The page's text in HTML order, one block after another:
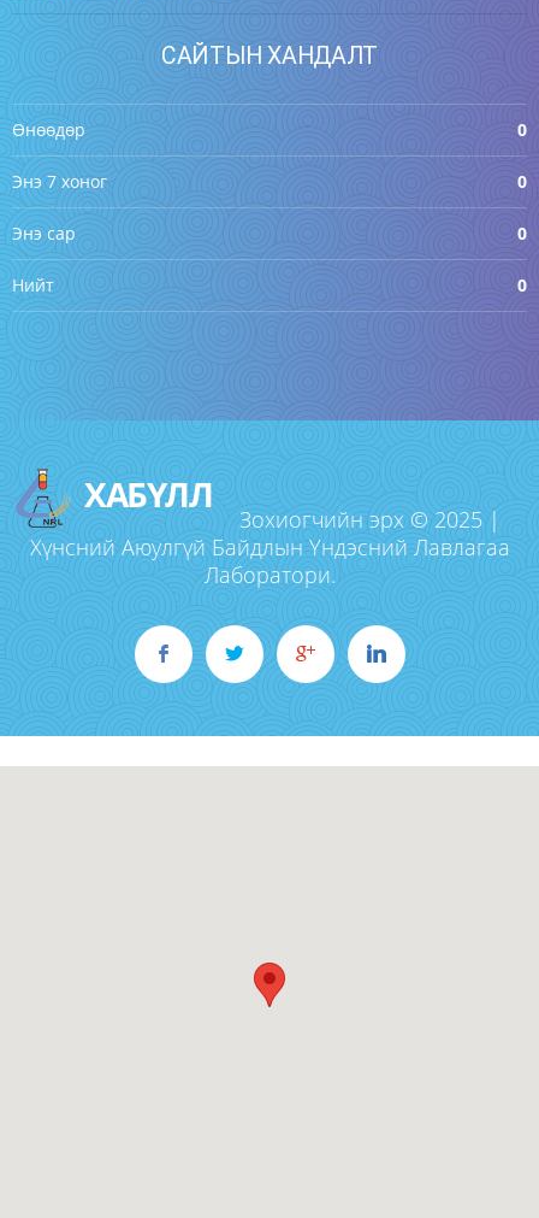
САЙТЫН ХАНДАЛТ
Өнөөдөр 0
Энэ 7 хоног 0
Энэ сар 0
Нийт 0
ХАБҮЛЛ
Зохиогчийн эрх © 2025 |
Хүнсний Аюулгүй Байдлын Үндэсний Лавлагаа
Лаборатори.